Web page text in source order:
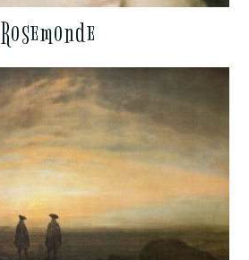
Rosemonde